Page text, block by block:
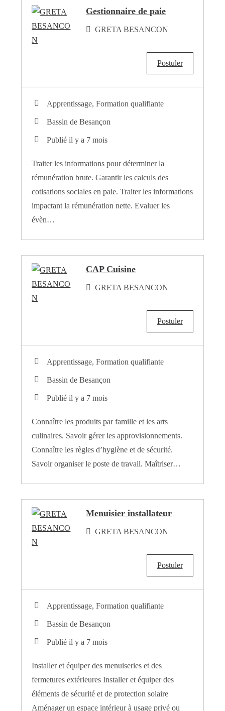
Gestionnaire de paie
GRETA BESANCON
Postuler
Apprentissage, Formation qualifiante
Bassin de Besançon
Publié il y a 7 mois
Traiter les informations pour déterminer la
rémunération brute. Garantir les calculs des
cotisations sociales en paie. Traiter les informations
impactant la rémunération nette. Evaluer les
évèn…
CAP Cuisine
GRETA BESANCON
Postuler
Apprentissage, Formation qualifiante
Bassin de Besançon
Publié il y a 7 mois
Connaître les produits par famille et les arts
culinaires. Savoir gérer les approvisionnements.
Connaître les règles d’hygiène et de sécurité.
Savoir organiser le poste de travail. Maîtriser…
Menuisier installateur
GRETA BESANCON
Postuler
Apprentissage, Formation qualifiante
Bassin de Besançon
Publié il y a 7 mois
Installer et équiper des menuiseries et des
fermetures extérieures Installer et équiper des
éléments de sécurité et de protection solaire
Aménager un espace intérieur à usage privé ou